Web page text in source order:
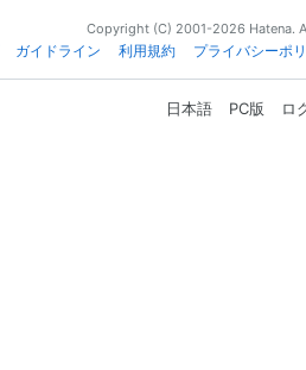
Copyright (C) 2001-2026 Hatena.
ガイドライン 利用規約 プライバシーポ
日本語 PC版 ロ